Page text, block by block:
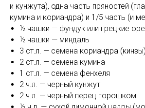
и кунжута), одна часть пряностей
кумина и кориандра) и 1/5 часть (и
½ чашки — фундук или грецкие
½ чашки — миндаль
3 ст.л. — семена кориандра (кинзы)
2 ст.л. — семена кумина
1 ст.л. — семена фенхеля
2 ч.л. — черный кунжут
2 ч.л. — черный перец горошком